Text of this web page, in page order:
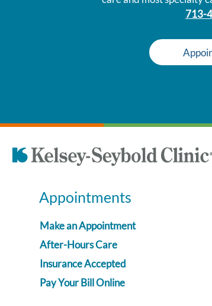
713-
Appointments
Make an Appointment
After-Hours Care
Insurance Accepted
Pay Your Bill Online